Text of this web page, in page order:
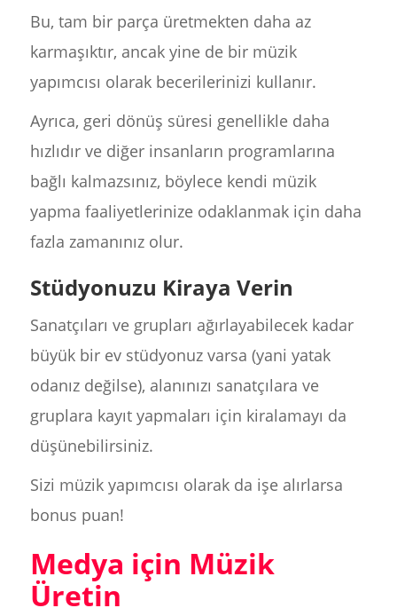
Bu, tam bir parça üretmekten daha az
karmaşıktır, ancak yine de bir müzik
yapımcısı olarak becerilerinizi kullanır.
Ayrıca, geri dönüş süresi genellikle daha
hızlıdır ve diğer insanların programlarına
bağlı kalmazsınız, böylece kendi müzik
yapma faaliyetlerinize odaklanmak için daha
fazla zamanınız olur.
Stüdyonuzu Kiraya Verin
Sanatçıları ve grupları ağırlayabilecek kadar
büyük bir ev stüdyonuz varsa (yani yatak
odanız değilse), alanınızı sanatçılara ve
gruplara kayıt yapmaları için kiralamayı da
düşünebilirsiniz.
Sizi müzik yapımcısı olarak da işe alırlarsa
bonus puan!
Medya için Müzik
Üretin